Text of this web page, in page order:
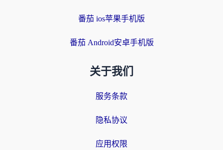
番茄 ios苹果手机版
番茄 Android安卓手机版
关于我们
服务条款
隐私协议
应用权限